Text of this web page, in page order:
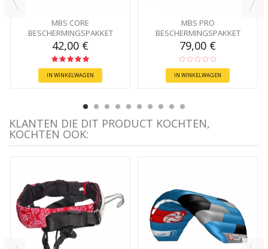
MBS CORE
BESCHERMINGSPAKKET
42,00 €
IN WINKELWAGEN
MBS PRO
BESCHERMINGSPAKKET
79,00 €
IN WINKELWAGEN
KLANTEN DIE DIT PRODUCT KOCHTEN,
KOCHTEN OOK: